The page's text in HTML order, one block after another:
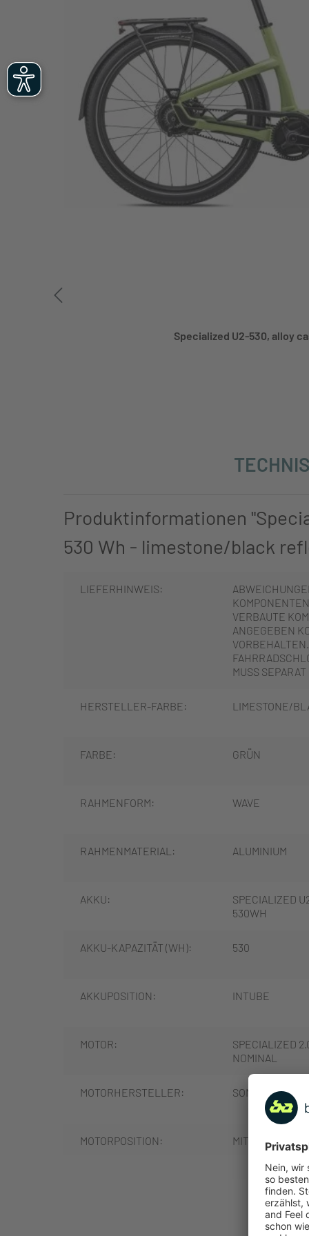
Specialized U2-530, alloy
Produktinformationen
530 Wh - limestone/black
LIEFERHINWEIS:
VERBAUTE
ANGEGEBEN
MUSS
HERSTELLER-FARBE: LIMESTONE/
FARBE: GRÜN
RAHMENFORM: WAVE
RAHMENMATERIAL: ALUMINIUM
AKKU:
SPECIALIZED
530WH
AKKU-KAPAZITÄT (WH): 530
AKKUPOSITION: INTUBE
MOTOR:
SPECIALIZED
NOMINAL
MOTORHERSTELLER: SONSTIGE
MOTORPOSITION: MITTELMOTOR